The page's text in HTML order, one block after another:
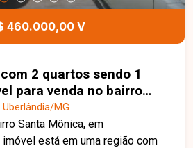
460.000,00 V
2 quartos sendo 1
para venda no bairro
Uberlândia-MG
MG
Santa Mônica, em
imóvel está em uma região com